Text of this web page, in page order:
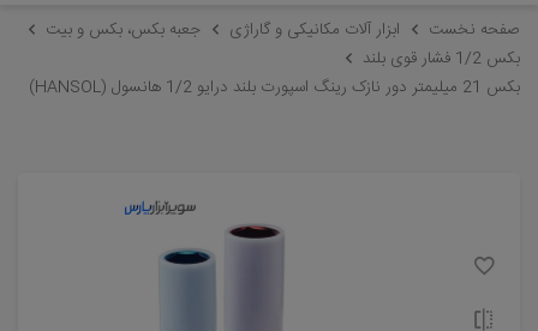
صفحه نخست ابزار آلات مکانیکی و گاراژی
جعبه بکس، بکس و بیت
بکس 1/2 فشار قوی بلند
بکس 21 میلیمتر دور نازک رینگ اسپورت بلند درایو 1/2 هانسول (HANSOL)